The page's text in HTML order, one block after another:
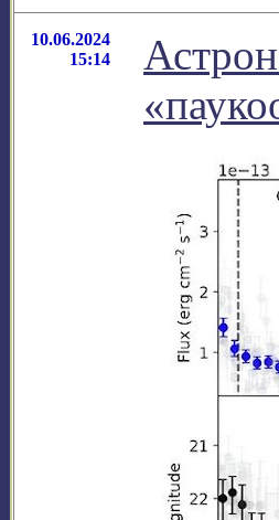
10.06.2024
15:14